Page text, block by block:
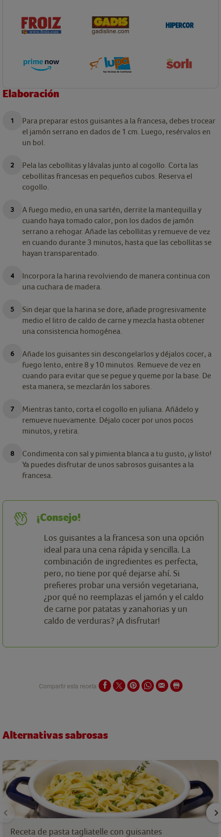
Elaboración
Para preparar estos guisantes a la francesa, debes trocear
el jamón serrano en dados de 1 cm. Luego, resérvalos en
un bol.
Pela las cebollitas y lávalas junto al cogollo. Corta las
cebollitas francesas en pequeños cubos. Reserva el
cogollo.
A fuego medio, en una sartén, derrite la mantequilla y
cuando haya tomado calor, pon los dados de jamón
serrano a rehogar. Añade las cebollitas y remueve de vez
en cuando durante 3 minutos, hasta que las cebollitas se
hayan transparentado.
Incorpora la harina revolviendo de manera continua con
una cuchara de madera.
Sin dejar que la harina se dore, añade progresivamente
medio el litro de caldo de carne y mezcla hasta obtener
una consistencia homogénea.
Añade los guisantes sin descongelarlos y déjalos cocer, a
fuego lento, entre 8 y 10 minutos. Remueve de vez en
cuando para evitar que se pegue y queme por la base. De
esta manera, se mezclarán los sabores.
Mientras tanto, corta el cogollo en juliana. Añádelo y
remueve nuevamente. Déjalo cocer por unos pocos
minutos, y retira.
Condimenta con sal y pimienta blanca a tu gusto, ¡y listo!
Ya puedes disfrutar de unos sabrosos guisantes a la
francesa.
¡Consejo!
Los guisantes a la francesa son una opción
ideal para una cena rápida y sencilla. La
combinación de ingredientes es perfecta,
pero, no tiene por qué dejarse ahí. Si
prefieres probar una versión vegetariana,
¿por qué no reemplazas el jamón y el caldo
de carne por patatas y zanahorias y un
caldo de verduras? ¡A disfrutar!
Compartir esta receta
Alternativas sabrosas
Receta de pasta tagliatelle con guisantes